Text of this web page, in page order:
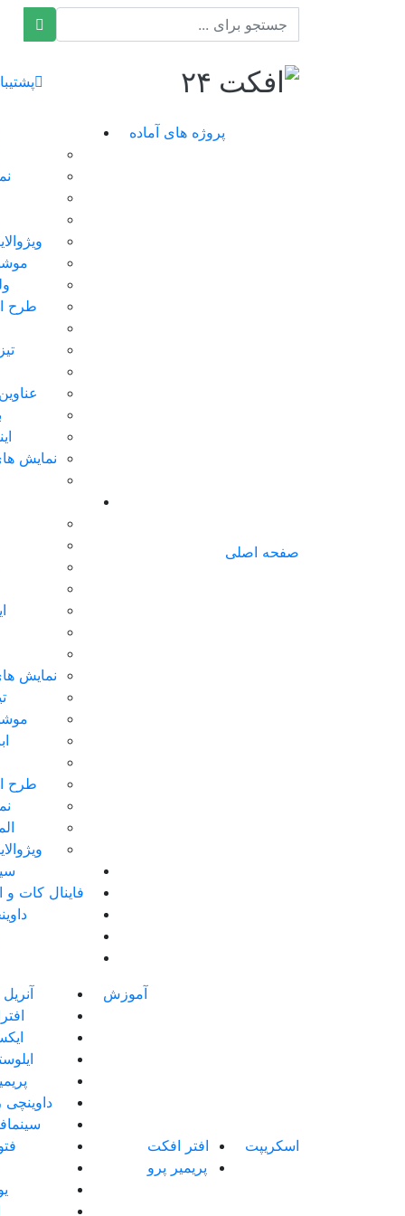
صفحه اصلی
پروژه های آماده
طرح
نمایش
نمایش
طرح
فاینال کات
اسکریپت
افتر افکت
پریمیر پرو
آموزش
داوینچی